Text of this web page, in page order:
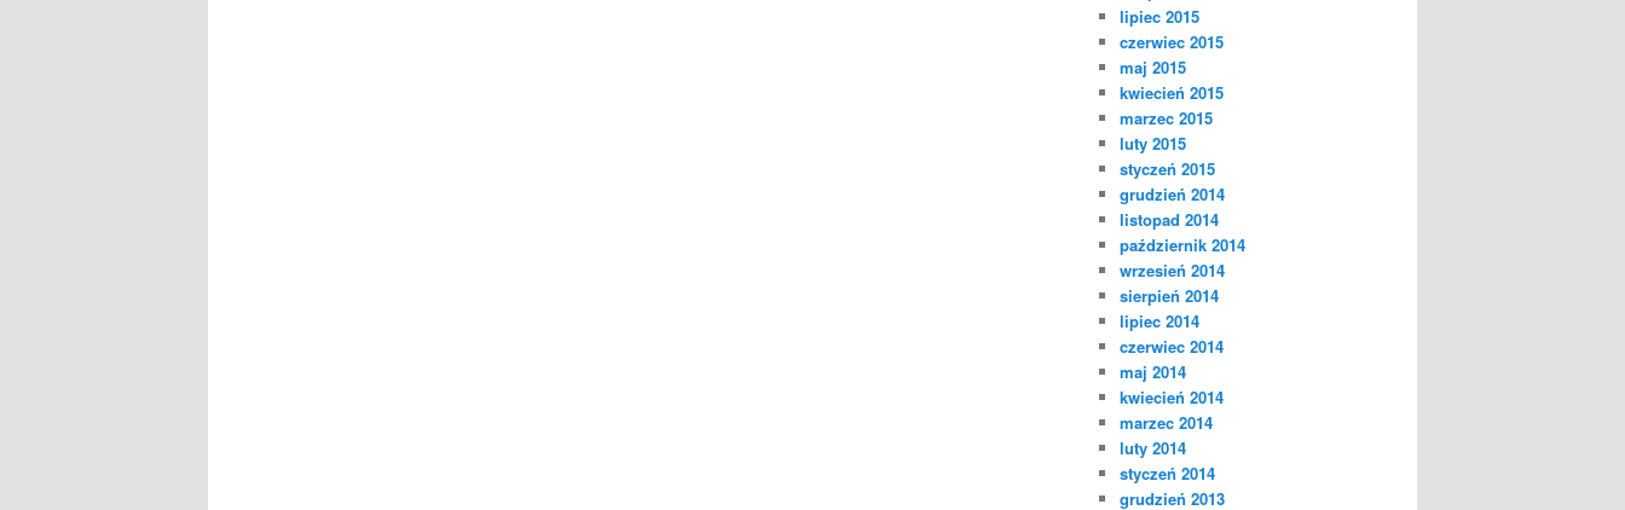
lipiec 2015
czerwiec 2015
maj 2015
kwiecień 2015
marzec 2015
luty 2015
styczeń 2015
grudzień 2014
listopad 2014
październik 2014
wrzesień 2014
sierpień 2014
lipiec 2014
czerwiec 2014
maj 2014
kwiecień 2014
marzec 2014
luty 2014
styczeń 2014
grudzień 2013